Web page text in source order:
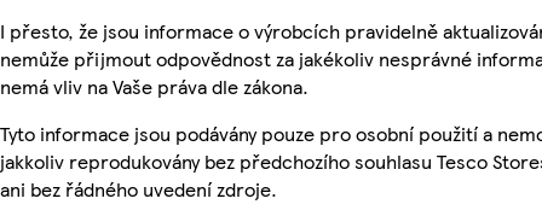
I přesto, že jsou informace o výrobcích pravidelně
nemůže přijmout odpovědnost za jakékoliv nesprávné
nemá vliv na Vaše práva dle zákona.
Tyto informace jsou podávány pouze pro osobní použití a
jakkoliv reprodukovány bez předchozího souhlasu Tesco
ani bez řádného uvedení zdroje.